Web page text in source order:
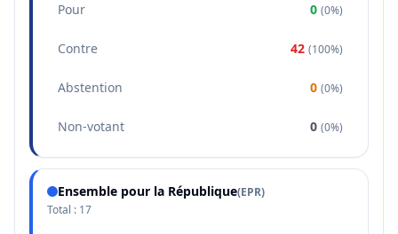
Pour 0 (0%)
Contre 42 (100%)
Abstention 0 (0%)
Non-votant 0 (0%)
Ensemble pour la République(EPR)
Total : 17